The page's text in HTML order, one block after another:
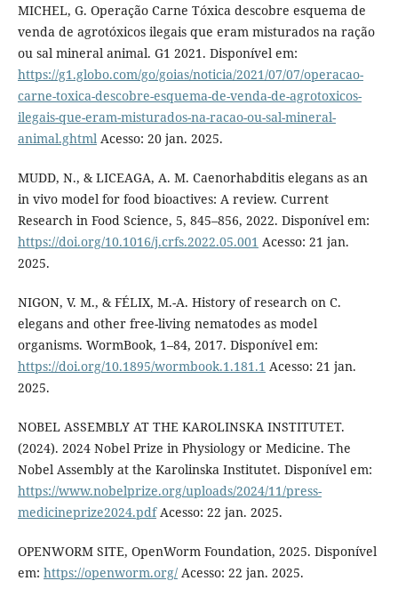
MICHEL, G. Operação Carne Tóxica descobre esquema de
venda de agrotóxicos ilegais que eram misturados na ração
ou sal mineral animal. G1 2021. Disponível em:
https://g1.globo.com/go/goias/noticia/2021/07/07/operacao-
carne-toxica-descobre-esquema-de-venda-de-agrotoxicos-
ilegais-que-eram-misturados-na-racao-ou-sal-mineral-
animal.ghtmlAcesso: 20 jan. 2025.
MUDD, N., & LICEAGA, A. M. Caenorhabditis elegans as an
in vivo model for food bioactives: A review. Current
Research in Food Science, 5, 845–856, 2022. Disponível em:
https://doi.org/10.1016/j.crfs.2022.05.001 Acesso: 21 jan.
2025.
NIGON, V. M., & FÉLIX, M.-A. History of research on C.
elegans and other free-living nematodes as model
organisms. WormBook, 1–84, 2017. Disponível em:
https://doi.org/10.1895/wormbook.1.181.1 Acesso: 21 jan.
2025.
NOBEL ASSEMBLY AT THE KAROLINSKA INSTITUTET.
(2024). 2024 Nobel Prize in Physiology or Medicine. The
Nobel Assembly at the Karolinska Institutet. Disponível em:
https://www.nobelprize.org/uploads/2024/11/press-
medicineprize2024.pdfAcesso: 22 jan. 2025.
OPENWORM SITE, OpenWorm Foundation, 2025. Disponível
em: https://openworm.org/Acesso: 22 jan. 2025.